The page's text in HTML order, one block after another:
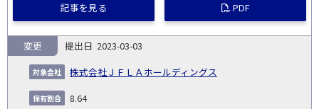
記事を見る PDF
2023-03-03
株式会社ＪＦＬＡホールディングス
変更
8.64